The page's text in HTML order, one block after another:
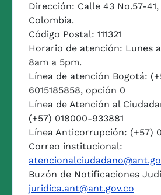
Dirección: Calle 43 No.57-
Colombia.
Código Postal: 111321
Horario de atención: Lunes
8am a 5pm.
Línea de atención Bogotá:
6015185858, opción 0
Línea de Atención al
(+57) 018000-933881
Línea Anticorrupción: (+57)
Correo institucional:
Buzón de Notificaciones
juridica.ant@ant.gov.co